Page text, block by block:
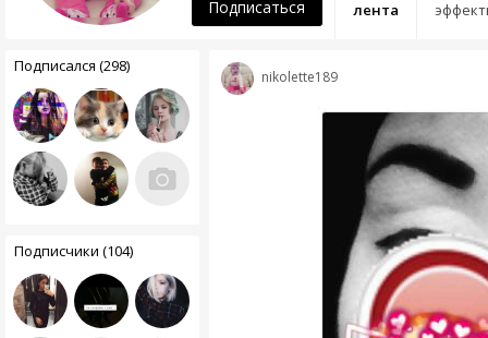
лента
Подписаться
Подписался (298)
Подписчики (104)
nikolette189